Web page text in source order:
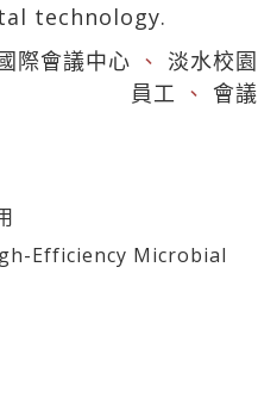
technology.
際會議中心 、 淡水校園
員工 、 會議
Efficiency Microbial